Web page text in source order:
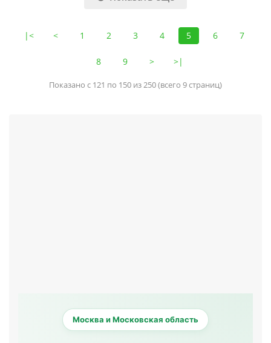
|< < 1 2 3 4 5 6 7
8 9 > >|
Показано с 121 по 150 из 250 (всего 9 страниц)
Москва и Московская область